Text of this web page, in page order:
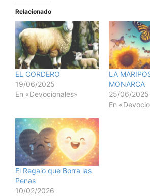
Relacionado
EL CORDERO
19/06/2025
En «Devocionales»
LA
MONARCA
25/06/2025
En
El Regalo que Borra las
Penas
10/02/2026